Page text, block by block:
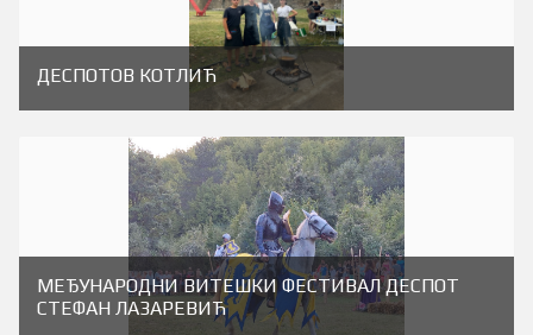
ДЕСПОТОВ КОТЛИЋ
МЕЂУНАРОДНИ ВИТЕШКИ ФЕСТИВАЛ ДЕСПОТ
СТЕФАН ЛАЗАРЕВИЋ